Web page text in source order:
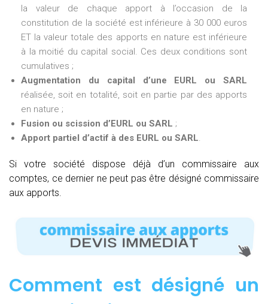
la valeur de chaque apport à l’occasion de la
constitution de la société est inférieure à 30 000 euros
ET la valeur totale des apports en nature est inférieure
à la moitié du capital social. Ces deux conditions sont
cumulatives ;
Augmentation du capital d’une EURL ou SARL
réalisée, soit en totalité, soit en partie par des apports
en nature ;
Fusion ou scission d’EURL ou SARL ;
Apport partiel d’actif à des EURL ou SARL.
Si votre société dispose déjà d’un commissaire aux
comptes, ce dernier ne peut pas être désigné commissaire
aux apports.
Comment est désigné un